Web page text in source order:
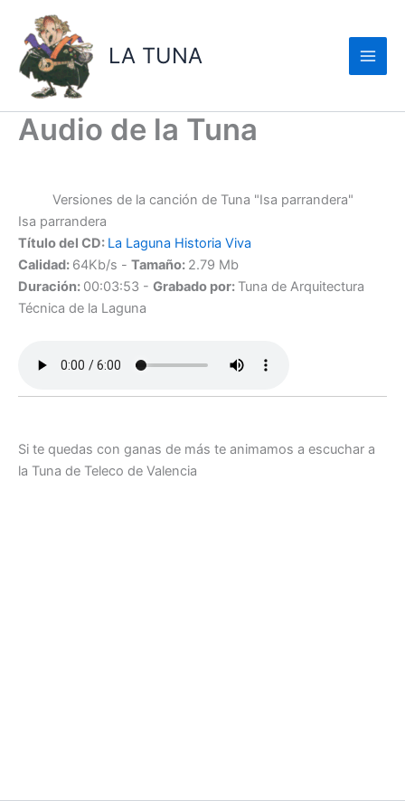
contenido
LA TUNA
Audio de la Tuna
Versiones de la canción de Tuna "Isa parrandera"
Isa parrandera
Título del CD: La Laguna Historia Viva
Calidad: 64Kb/s - Tamaño: 2.79 Mb
Duración: 00:03:53 - Grabado por: Tuna de Arquitectura
Técnica de la Laguna
Si te quedas con ganas de más te animamos a escuchar a
la Tuna de Teleco de Valencia